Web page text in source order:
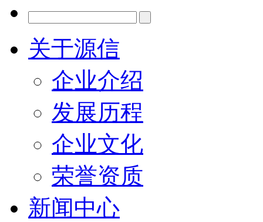
关于源信
企业介绍
发展历程
企业文化
荣誉资质
新闻中心